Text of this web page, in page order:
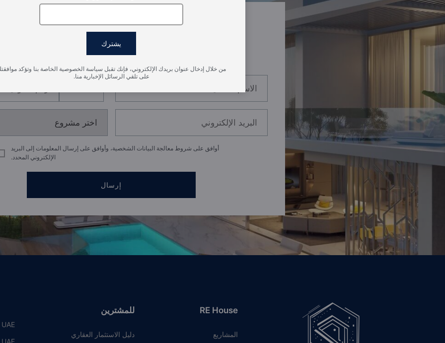
سجل اهتمامك
يرجى تزويدنا بالتفاصيل لتسجيل اهتمامك
أوافق على شروط معالجة البيانات الشخصية، وأوافق على إرسال المعلومات إلى البريد
الإلكتروني المحدد.
إرسال
RE House
المشاريع
للمشترين
دليل الاستثمار العقاري
يشترك
من خلال إدخال عنوان بريدك الإلكتروني، فإنك تقبل سياسة الخصوصية الخاصة بنا وتؤكد
على تلقي الرسائل الإخبارية منا.